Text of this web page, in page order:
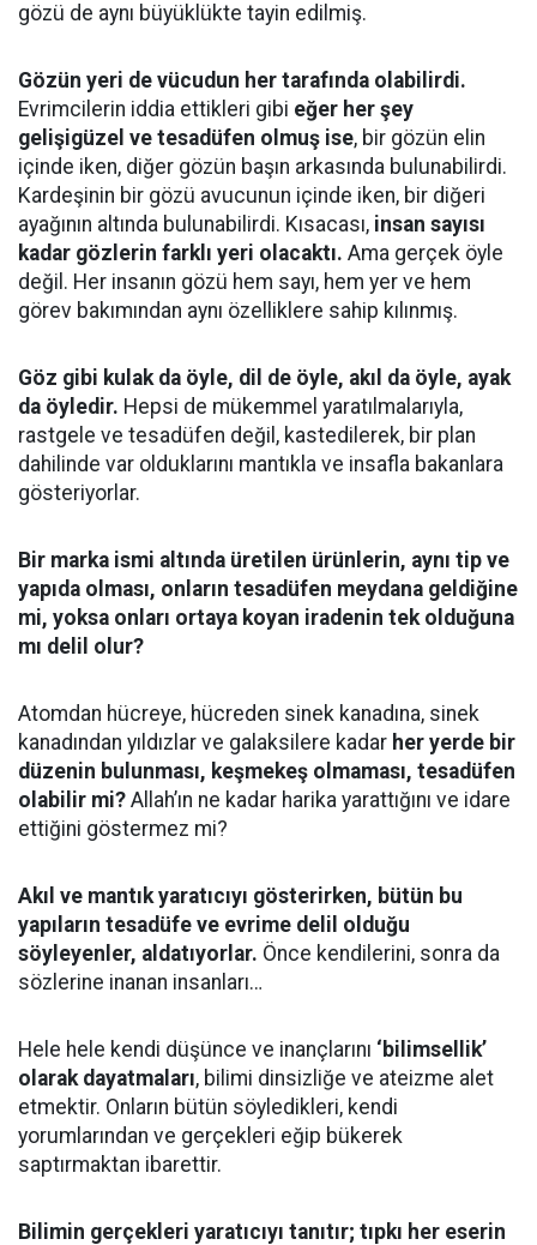
gözü de aynı büyüklükte tayin edilmiş.
Gözün yeri de vücudun her tarafında olabilirdi.
Evrimcilerin iddia ettikleri gibi eğer her şey
gelişigüzel ve tesadüfen olmuş ise, bir gözün elin
içinde iken, diğer gözün başın arkasında bulunabilirdi.
Kardeşinin bir gözü avucunun içinde iken, bir diğeri
ayağının altında bulunabilirdi. Kısacası, insan sayısı
kadar gözlerin farklı yeri olacaktı. Ama gerçek öyle
değil. Her insanın gözü hem sayı, hem yer ve hem
görev bakımından aynı özelliklere sahip kılınmış.
Göz gibi kulak da öyle, dil de öyle, akıl da öyle, ayak
da öyledir. Hepsi de mükemmel yaratılmalarıyla,
rastgele ve tesadüfen değil, kastedilerek, bir plan
dahilinde var olduklarını mantıkla ve insafla bakanlara
gösteriyorlar.
Bir marka ismi altında üretilen ürünlerin, aynı tip ve
yapıda olması, onların tesadüfen meydana geldiğine
mi, yoksa onları ortaya koyan iradenin tek olduğuna
mı delil olur?
Atomdan hücreye, hücreden sinek kanadına, sinek
kanadından yıldızlar ve galaksilere kadar her yerde bir
düzenin bulunması, keşmekeş olmaması, tesadüfen
olabilir mi? Allah’ın ne kadar harika yarattığını ve idare
ettiğini göstermez mi?
Akıl ve mantık yaratıcıyı gösterirken, bütün bu
yapıların tesadüfe ve evrime delil olduğu
söyleyenler, aldatıyorlar. Önce kendilerini, sonra da
sözlerine inanan insanları…
Hele hele kendi düşünce ve inançlarını ‘bilimsellik’
olarak dayatmaları, bilimi dinsizliğe ve ateizme alet
etmektir. Onların bütün söyledikleri, kendi
yorumlarından ve gerçekleri eğip bükerek
saptırmaktan ibarettir.
Bilimin gerçekleri yaratıcıyı tanıtır; tıpkı her eserin